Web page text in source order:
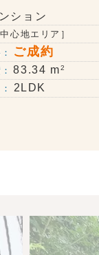
ション
中心地エリア］
ご成約
83.34 m2
2LDK